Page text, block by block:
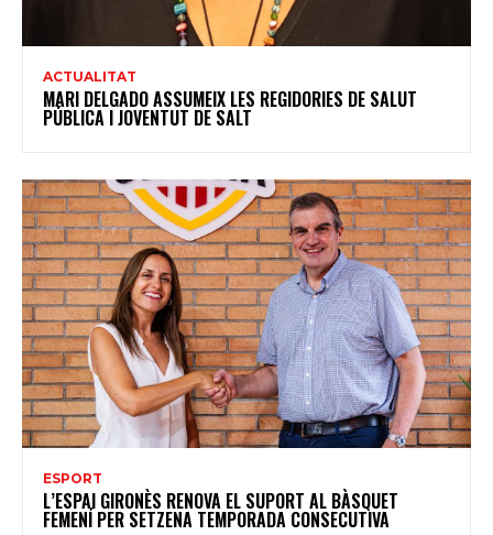
ACTUALITAT
MARI DELGADO ASSUMEIX LES REGIDORIES DE SALUT
PÚBLICA I JOVENTUT DE SALT
ESPORT
L’ESPAI GIRONÈS RENOVA EL SUPORT AL BÀSQUET
FEMENÍ PER SETZENA TEMPORADA CONSECUTIVA